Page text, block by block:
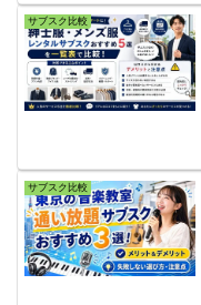
サブスク比較
サブスク比較